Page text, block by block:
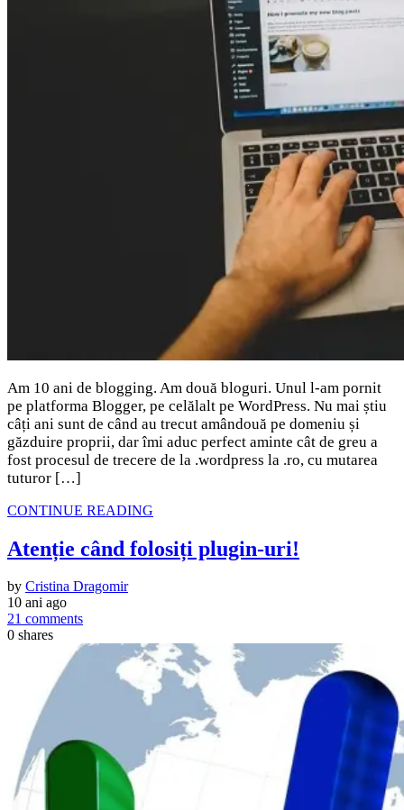
Am 10 ani de blogging. Am două bloguri. Unul l-am pornit
pe platforma Blogger, pe celălalt pe WordPress. Nu mai știu
câți ani sunt de când au trecut amândouă pe domeniu și
găzduire proprii, dar îmi aduc perfect aminte cât de greu a
fost procesul de trecere de la .wordpress la .ro, cu mutarea
tuturor […]
CONTINUE READING
Atenție când folosiți plugin-uri!
by Cristina Dragomir
10 ani ago
21 comments
0 shares